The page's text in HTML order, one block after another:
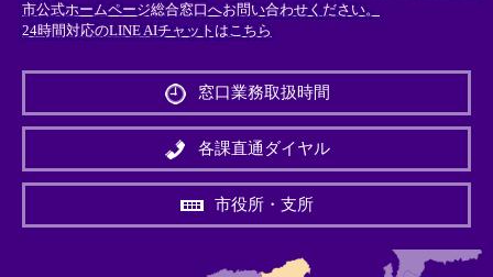
市公式ホームページ総合窓口へお問い合わせください。
24時間対応のLINE AIチャットはこちら
外
リ
ン
＞
窓口業務取扱時間
各課直通ダイヤル
市役所・支所